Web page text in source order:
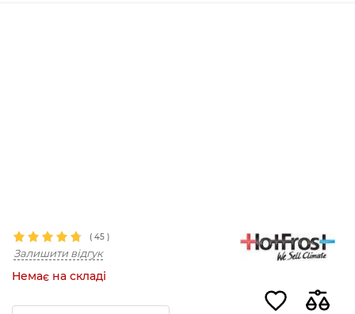
( 45 )
Залишити відгук
Немає на складі